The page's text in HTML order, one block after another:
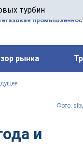
турбин
турбин,
рынка
Фото:
и